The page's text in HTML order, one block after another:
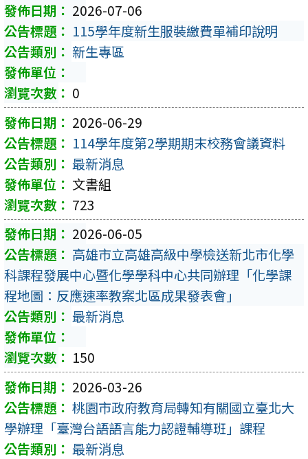
2026-07-06
115學年度新生服裝繳費單補印說明
新生專區
0
2026-06-29
114學年度第2學期期末校務會議資料
最新消息
文書組
723
2026-06-05
高雄市立高雄高級中學檢送新北市化學
科課程發展中心暨化學學科中心共同辦理「化學課
程地圖：反應速率教案北區成果發表會」
最新消息
150
2026-03-26
桃園市政府教育局轉知有關國立臺北大
學辦理「臺灣台語語言能力認證輔導班」課程
最新消息